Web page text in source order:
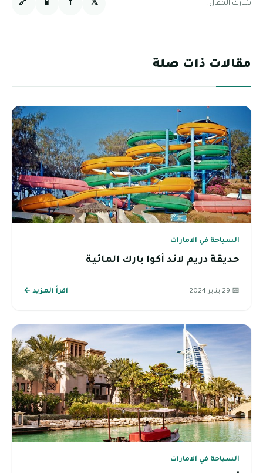
شارك المقال: 𝕏
f
📱
🔗
مقالات ذات صلة
السياحة في الامارات
حديقة دريم لاند أكوا بارك المائية
📅 29 يناير 2024 اقرأ المزيد ←
السياحة في الامارات